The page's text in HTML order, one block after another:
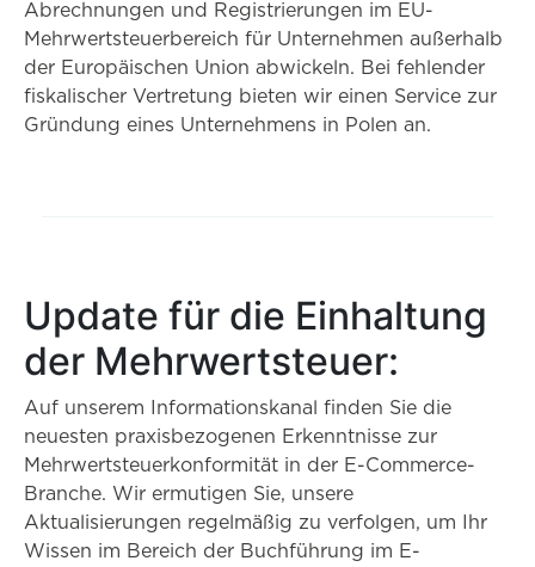
Abrechnungen und Registrierungen im EU-
Mehrwertsteuerbereich für Unternehmen außerhalb
der Europäischen Union abwickeln. Bei fehlender
fiskalischer Vertretung bieten wir einen Service zur
Gründung eines Unternehmens in Polen an.
Update für die Einhaltung
der Mehrwertsteuer:
Auf unserem Informationskanal finden Sie die
neuesten praxisbezogenen Erkenntnisse zur
Mehrwertsteuerkonformität in der E-Commerce-
Branche. Wir ermutigen Sie, unsere
Aktualisierungen regelmäßig zu verfolgen, um Ihr
Wissen im Bereich der Buchführung im E-